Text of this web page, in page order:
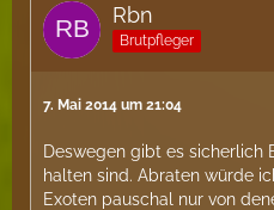
Rbn
Brutpfleger
7. Mai 2014 um 21:04
Deswegen gibt es sicherlich
halten sind. Abraten würde
Exoten pauschal nur von